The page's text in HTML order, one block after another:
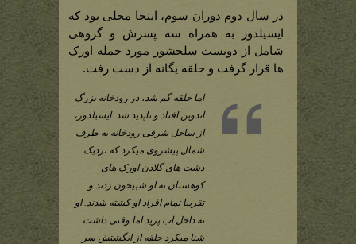
در سال دوم دوران سوم، اینجا محلی بود که
ایسیلدور به همراه سه پسرش و گروهی
شامل از دویست سلحشور مورد حمله اورک
ها قرار گرفت و حلقه یگانه از دست رفت.
اما حلقه گم شد، در رودخانه بزرگ
آندوین افتاد و ناپدید شد. ایسیلدور،
از ساحل شرقی رودخانه به طرف
شمال پیشروی میکرد که نزدیک
دشت های گلادن اورک های
کوهستان به او شبیخون زدند و
تقریبا تمام افراد او کشته شدند. او
به داخل آب پرید اما وقتی داشت
شنا میکرد حلقه از انگشتش سر